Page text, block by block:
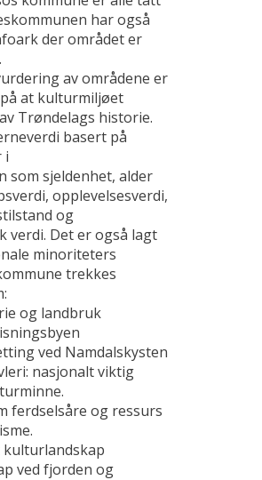
har også
der området er
av områdene er
at kulturmiljøet
Trøndelags historie.
basert på
i
sjeldenhet, alder
opplevelsesverdi,
og
Det er også lagt
minoriteters
trekkes
og landbruk
ved Namdalskysten
nasjonalt viktig
ferdselsåre og ressurs
ved fjorden og